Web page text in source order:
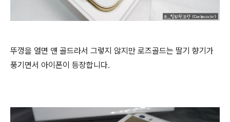
뚜껑을 열면 얜 골드라서 그렇지 않지만 로즈골드는 딸기 향기가
풍기면서 아이폰이 등장합니다.